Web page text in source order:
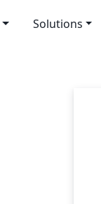
Solutions